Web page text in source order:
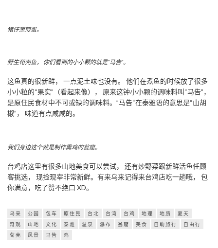
猪仔葱煎蛋。
野生荀壳鱼， 你们看到的小小颗的就是“马告”。
这鱼真的很新鲜， 一点泥土味也没有。 他们在煮鱼的时候放了很多
小小粒的“果实”（看起来像）， 原来这钟小小颗的调味料叫“马告”，
是原住民食材中不可或缺的调味料。”马告“在泰雅语的意思是“山胡
椒”， 味道有点咸咸的。
我们身边这个就是制作熏鸡的瓮窟。
台鸡店这里有很多山地美食可以尝试， 还有炒野菜跟新鲜活鱼任顾
客挑选， 现捡现宰非常新鲜。有来乌来记得来台鸡店吃一趟哦， 包
你满意，吃了赞不绝口 XD。
乌来 公园 包车 原住民 台北 台湾 台鸡 地理 地质
夏天
奇观
山地 文化 泰雅 温泉 瀑布 瓮窟 美食 自助旅行
自由行
荀壳
风景 马告 鸡